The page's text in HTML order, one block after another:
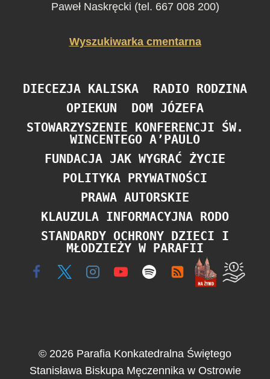
Paweł Naskręcki (tel. 667 008 200)
Wyszukiwarka cmentarna
DIECEZJA KALISKA
RADIO RODZINA
OPIEKUN
DOM JÓZEFA
STOWARZYSZENIE KONFERENCJI ŚW.
WINCENTEGO A’PAULO
FUNDACJA JAK WYGRAĆ ŻYCIE
POLITYKA PRYWATNOŚCI
PRAWA AUTORSKIE
KLAUZULA INFORMACYJNA RODO
STANDARDY OCHRONY DZIECI I
MŁODZIEŻY W PARAFII
© 2026 Parafia Konkatedralna Świętego
Stanisława Biskupa Męczennika w Ostrowie